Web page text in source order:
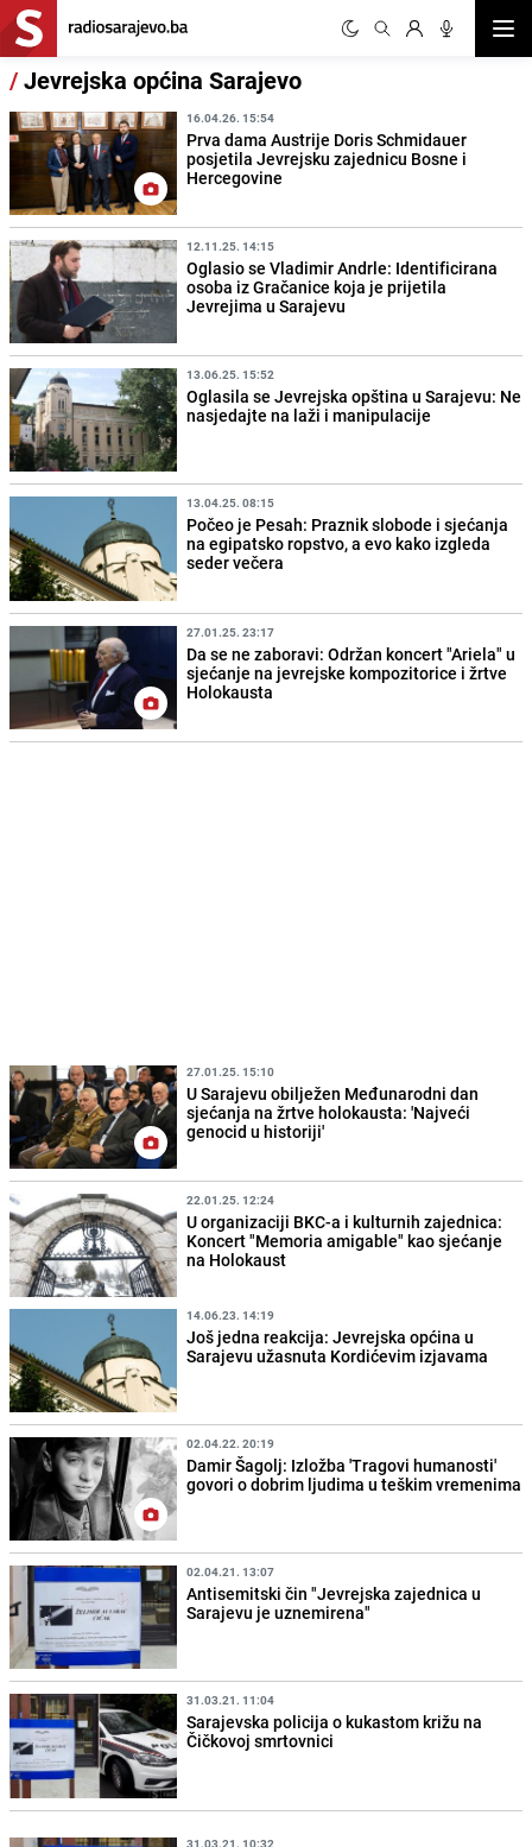
/Jevrejska općina Sarajevo
16.04.26. 15:54
Prva dama Austrije Doris Schmidauer
posjetila Jevrejsku zajednicu Bosne i
Hercegovine
12.11.25. 14:15
Oglasio se Vladimir Andrle: Identificirana
osoba iz Gračanice koja je prijetila
Jevrejima u Sarajevu
13.06.25. 15:52
Oglasila se Jevrejska opština u Sarajevu: Ne
nasjedajte na laži i manipulacije
13.04.25. 08:15
Počeo je Pesah: Praznik slobode i sjećanja
na egipatsko ropstvo, a evo kako izgleda
seder večera
27.01.25. 23:17
Da se ne zaboravi: Održan koncert "Ariela" u
sjećanje na jevrejske kompozitorice i žrtve
Holokausta
27.01.25. 15:10
U Sarajevu obilježen Međunarodni dan
sjećanja na žrtve holokausta: 'Najveći
genocid u historiji'
22.01.25. 12:24
U organizaciji BKC-a i kulturnih zajednica:
Koncert "Memoria amigable" kao sjećanje
na Holokaust
14.06.23. 14:19
Još jedna reakcija: Jevrejska općina u
Sarajevu užasnuta Kordićevim izjavama
02.04.22. 20:19
Damir Šagolj: Izložba 'Tragovi humanosti'
govori o dobrim ljudima u teškim vremenima
02.04.21. 13:07
Antisemitski čin "Jevrejska zajednica u
Sarajevu je uznemirena"
31.03.21. 11:04
Sarajevska policija o kukastom križu na
Čičkovoj smrtovnici
31.03.21. 10:32